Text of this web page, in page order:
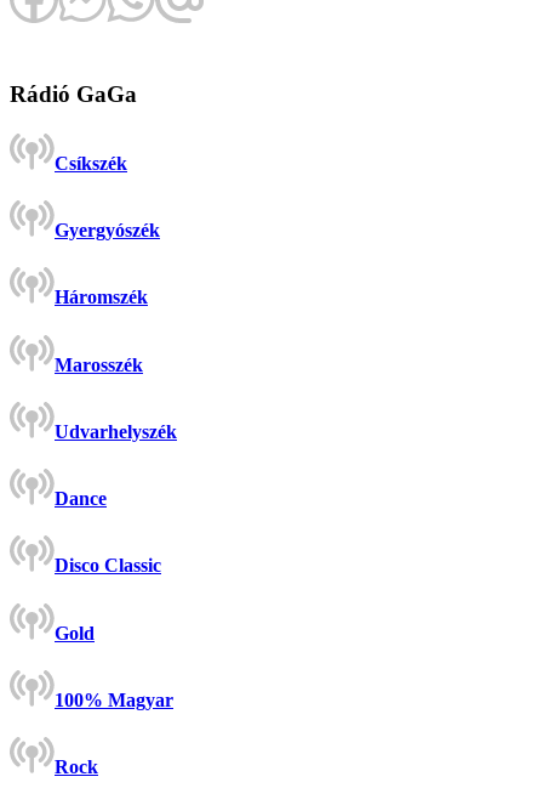
Rádió GaGa
Csíkszék
Gyergyószék
Háromszék
Marosszék
Udvarhelyszék
Dance
Disco Classic
Gold
100% Magyar
Rock